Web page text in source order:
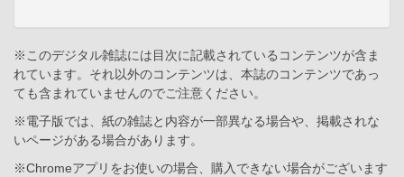
※このデジタル雑誌には目次に記載されているコンテンツが含ま
れています。それ以外のコンテンツは、本誌のコンテンツであっ
ても含まれていませんのでご注意ください。
※電子版では、紙の雑誌と内容が一部異なる場合や、掲載されな
いページがある場合があります。
※Chromeアプリをお使いの場合、購入できない場合がございます